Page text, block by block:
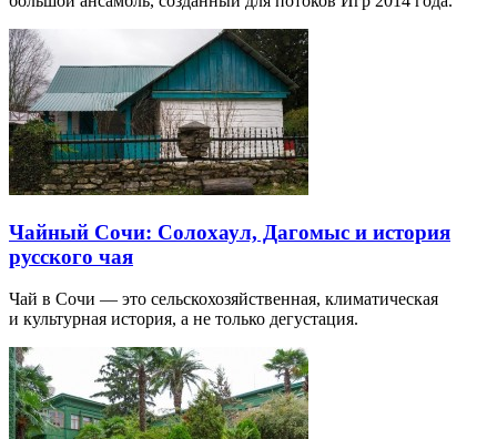
Чайный Сочи: Солохаул, Дагомыс и история
русского чая
Чай в Сочи — это сельскохозяйственная, климатическая
и культурная история, а не только дегустация.